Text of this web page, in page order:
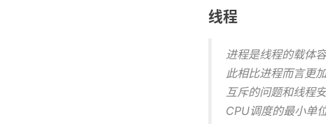
线程
进程是线程的载体
此相比进程而言更
互斥的问题和线程
CPU调度的最小单